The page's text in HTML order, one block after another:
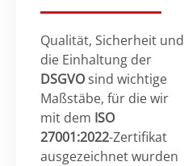
Qualität, Sicherheit und
die Einhaltung der
DSGVO sind wichtige
Maßstäbe, für die wir
mit dem ISO
27001:2022-Zertifikat
ausgezeichnet wurden